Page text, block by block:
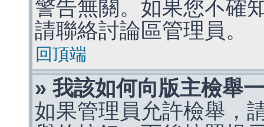
警告無關。如果您不確
請聯絡討論區管理員。
回頂端
» 我該如何向版主檢舉
如果管理員允許檢舉，